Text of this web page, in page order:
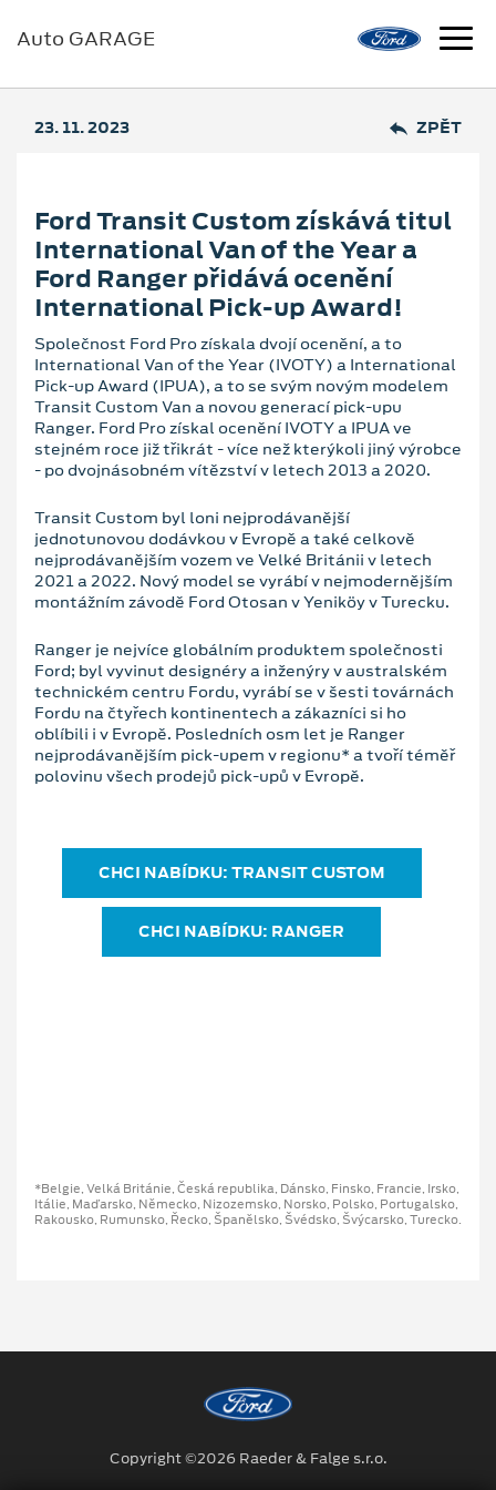
Auto GARAGE
23. 11. 2023 ZPĚT
Ford Transit Custom získává titul
International Van of the Year a
Ford Ranger přidává ocenění
International Pick-up Award!
Společnost Ford Pro získala dvojí ocenění, a to
International Van of the Year (IVOTY) a International
Pick-up Award (IPUA), a to se svým novým modelem
Transit Custom Van a novou generací pick-upu
Ranger. Ford Pro získal ocenění IVOTY a IPUA ve
stejném roce již třikrát - více než kterýkoli jiný výrobce
- po dvojnásobném vítězství v letech 2013 a 2020.
Transit Custom byl loni nejprodávanější
jednotunovou dodávkou v Evropě a také celkově
nejprodávanějším vozem ve Velké Británii v letech
2021 a 2022. Nový model se vyrábí v nejmodernějším
montážním závodě Ford Otosan v Yeniköy v Turecku.
Ranger je nejvíce globálním produktem společnosti
Ford; byl vyvinut designéry a inženýry v australském
technickém centru Fordu, vyrábí se v šesti továrnách
Fordu na čtyřech kontinentech a zákazníci si ho
oblíbili i v Evropě. Posledních osm let je Ranger
nejprodávanějším pick-upem v regionu* a tvoří téměř
polovinu všech prodejů pick-upů v Evropě.
CHCI NABÍDKU: TRANSIT CUSTOM
CHCI NABÍDKU: RANGER
*Belgie, Velká Británie, Česká republika, Dánsko, Finsko, Francie, Irsko,
Itálie, Maďarsko, Německo, Nizozemsko, Norsko, Polsko, Portugalsko,
Rakousko, Rumunsko, Řecko, Španělsko, Švédsko, Švýcarsko, Turecko.
Copyright ©2026 Raeder & Falge s.r.o.